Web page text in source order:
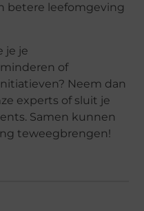
betere leefomgeving
je je
of
Neem dan
experts of sluit je
Samen kunnen
teweegbrengen!